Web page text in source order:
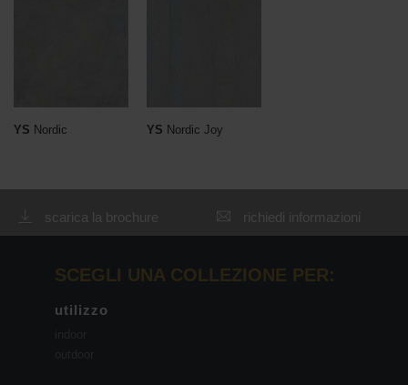
YS Nordic YS Nordic Joy
scarica la brochure richiedi informazioni
SCEGLI UNA COLLEZIONE PER:
utilizzo